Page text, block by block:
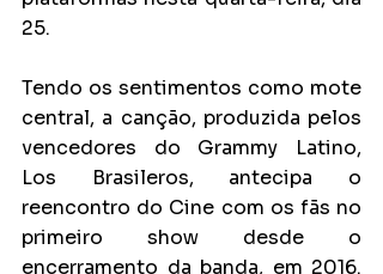
25.
Tendo os sentimentos como mote
central, a canção, produzida pelos
vencedores do Grammy Latino,
Los Brasileros, antecipa o
reencontro do Cine com os fãs no
primeiro show desde o
encerramento da banda, em 2016.